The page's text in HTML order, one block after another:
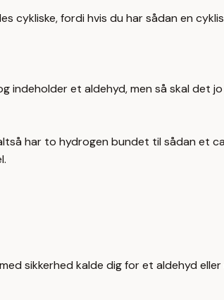
fordi hvis du har sådan en
indeholder et aldehyd, men så skal
har to hydrogen bundet til sådan et
sikkerhed kalde dig for et aldehyd eller